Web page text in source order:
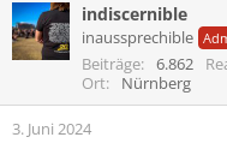
t
e
l
e
r
t
e
l
t
indiscernible
inaussprechible
Beiträge 6.862
Ort
Nürnberg
3. Juni 2024